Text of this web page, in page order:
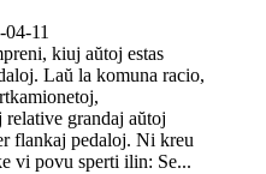
11
kiuj aŭtoj estas
Laŭ la komuna racio,
grandaj aŭtoj
flankaj pedaloj. Ni kreu
vi povu sperti ilin: Se...